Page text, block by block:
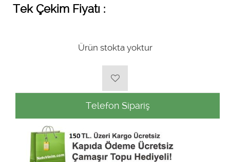
Tek Çekim Fiyatı :
Ürün stokta yoktur
Telefon Sipariş